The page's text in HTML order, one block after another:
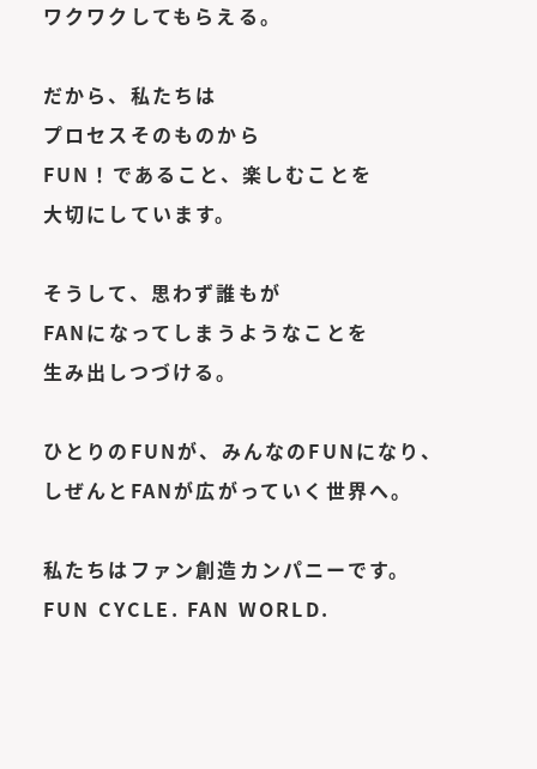
ワクワクしてもらえる。
だから、私たちは
プロセスそのものから
FUN！であること、楽しむことを
大切にしています。
そうして、思わず誰もが
FANになってしまうようなことを
生み出しつづける。
ひとりのFUNが、 みんなのFUNになり、
しぜんとFANが広がっていく世界へ。
私たちは ファン創造カンパニーです。
FUN CYCLE. FAN WORLD.